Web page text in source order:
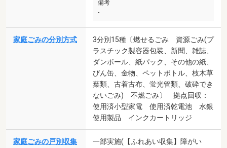
備考
-
家庭ごみの分別方式
3分別15種〔燃せるごみ 資源ごみ(プ
ラスチック製容器包装、新聞、雑誌、
ダンボール、紙パック、その他の紙、
びん缶、金物、ペットボトル、枝木草
葉類、古着古布、蛍光管類、破砕でき
ないごみ) 不燃ごみ〕 拠点回収：
使用済小型家電 使用済乾電池 水銀
使用製品 インクカートリッジ
家庭ごみの戸別収集
一部実施(【ふれあい収集】障がい